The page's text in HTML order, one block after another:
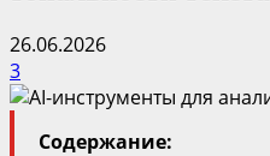
26.06.2026
3
Содержание: